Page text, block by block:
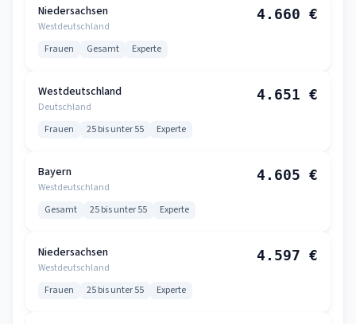
Niedersachsen
Westdeutschland
4.660 €
Frauen Gesamt Experte
Westdeutschland
Deutschland
4.651 €
Frauen 25 bis unter 55 Experte
Bayern
Westdeutschland
4.605 €
Gesamt 25 bis unter 55 Experte
Niedersachsen
Westdeutschland
4.597 €
Frauen 25 bis unter 55 Experte